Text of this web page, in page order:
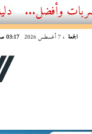
الجمعة ، 7 أغسطس 2026 03:17 صـ